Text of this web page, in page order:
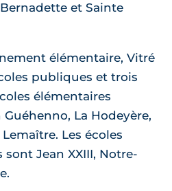
et Sainte
élémentaire, Vitré
publiques et trois
élémentaires
La Hodeyère,
Les écoles
Jean XXIII, Notre-